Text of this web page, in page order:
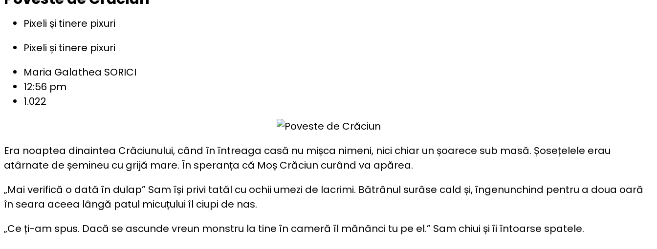
Pixeli și tinere pixuri
Pixeli și tinere pixuri
Maria Galathea SORICI
12:56 pm
1.022
Era noaptea dinaintea Crăciunului, când în întreaga casă nu mișca nimeni, nici chiar un șoarece sub masă. Șosețelele erau
atârnate de șemineu cu grijă mare. În speranța că Moș Crăciun curând va apărea.
„Mai verifică o dată în dulap” Sam își privi tatăl cu ochii umezi de lacrimi. Bătrânul surâse cald și, îngenunchind pentru a doua oară
în seara aceea lângă patul micuțului îl ciupi de nas.
„Ce ți-am spus. Dacă se ascunde vreun monstru la tine în cameră îl mănânci tu pe el.” Sam chiui și îi întoarse spatele.